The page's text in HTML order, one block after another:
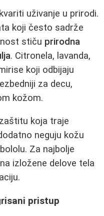
uživanje u prirodi.
koji često sadrže
stiču prirodna
. Citronela, lavanda,
koji odbijaju
za decu,
kožom.
koja traje
neguju kožu
Za najbolje
izložene delove tela
pristup